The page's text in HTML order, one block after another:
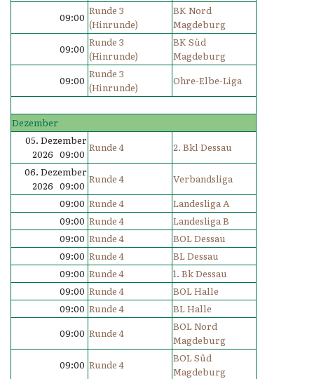
09:00
Runde 3
(Hinrunde)
BK Nord
Magdeburg
09:00
Runde 3
(Hinrunde)
BK Süd
Magdeburg
09:00
Runde 3
(Hinrunde)
Ohre-Elbe-Liga
Dezember
05. Dezember
2026 09:00
Runde 4
2. Bkl Dessau
06. Dezember
2026 09:00
Runde 4
Verbandsliga
09:00 Runde 4
Landesliga A
09:00 Runde 4
Landesliga B
09:00 Runde 4
BOL Dessau
09:00 Runde 4
BL Dessau
09:00 Runde 4
1. Bk Dessau
09:00 Runde 4
BOL Halle
09:00 Runde 4
BL Halle
09:00 Runde 4
BOL Nord
Magdeburg
09:00 Runde 4
BOL Süd
Magdeburg